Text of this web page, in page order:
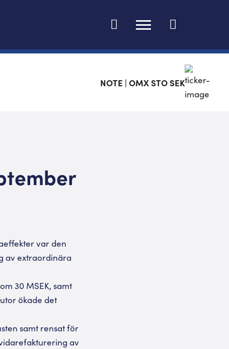
Ändra språk
NOTE | OMX STO SEK
var den
av extraordinära
30 MSEK, samt
ökade det
samt rensat för
av